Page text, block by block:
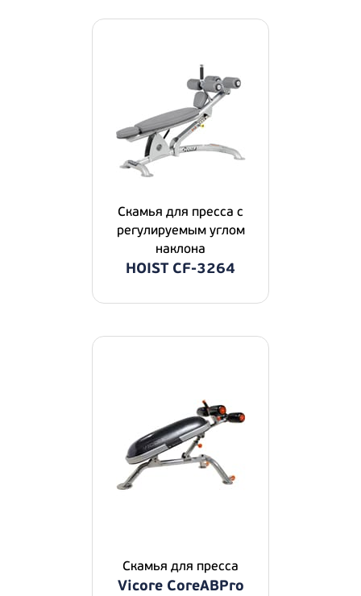
Скамья для пресса с
регулируемым углом
наклона
HOIST CF-3264
Скамья для пресса
Vicore CoreABPro